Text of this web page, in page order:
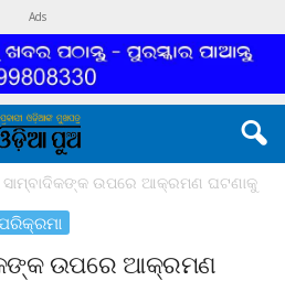
Ads
ସାମ୍ବାଦିକଙ୍କ ଉପରେ ଆକ୍ରମଣ ଘଟଣାକୁ
ଉପରେ ଆକ୍ରମଣ